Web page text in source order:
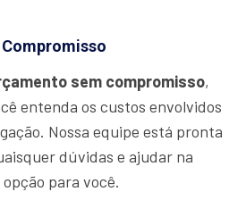
sem compromisso,
entenda os custos envolvidos
Nossa equipe está pronta
dúvidas e ajudar na
para você.